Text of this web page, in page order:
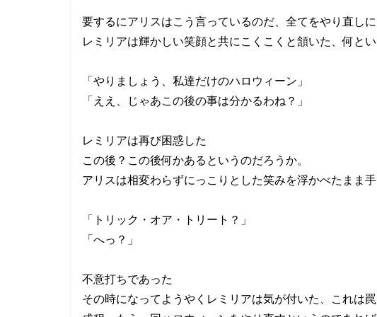
要するにアリスはこう言っているのだ、全てをやり直し
レミリアは輝かしい笑顔と共にこくこくと頷いた、何と
「やりましょう、私達だけのハロウィーン」
「ええ、じゃあこの後の事は分かるわね？」
レミリアは再び困惑した
この後？この後何かあるというのだろうか。
アリスは相変わらずにっこりとした笑みを浮かべたまま
「トリック・オア・トリート？」
「へっ？」
不意打ちであった
その時になってようやくレミリアは気が付いた、これは罠